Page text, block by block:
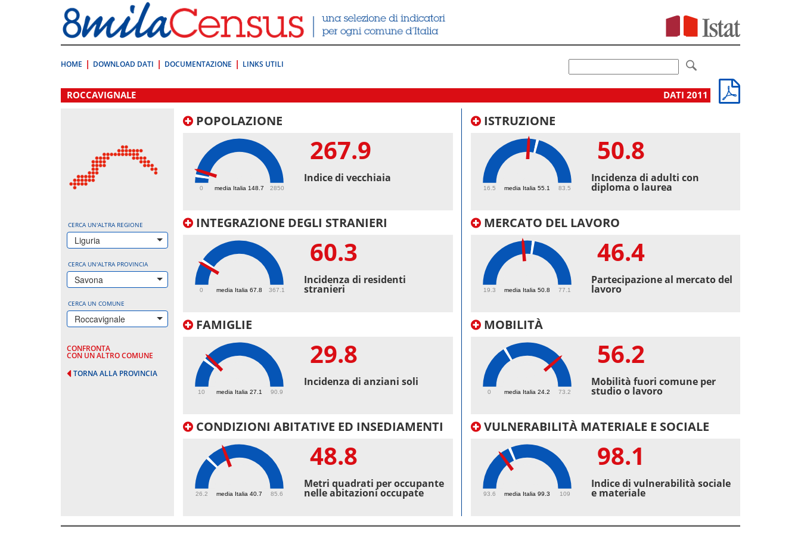
direttamente
a:
Contenuto
HOME DOWNLOAD DATI DOCUMENTAZIONE LINKS UTILI
.
ROCCAVIGNALE DATI 2011
CERCA UN'ALTRA REGIONE
Liguria
CERCA UN'ALTRA PROVINCIA
Savona
CERCA UN COMUNE
Roccavignale
CONFRONTA
CON UN ALTRO COMUNE
TORNA ALLA PROVINCIA
POPOLAZIONE
media Italia 148.7
0 2850
267.9
Indice di vecchiaia
INTEGRAZIONE DEGLI STRANIERI
media Italia 67.8
0 367.1
60.3
Incidenza di residenti
stranieri
FAMIGLIE
media Italia 27.1
10 90.9
29.8
Incidenza di anziani soli
CONDIZIONI ABITATIVE ED INSEDIAMENTI
media Italia 40.7
26.2 85.6
48.8
Metri quadrati per occupante
nelle abitazioni occupate
ISTRUZIONE
media Italia 55.1
16.5 83.5
50.8
Incidenza di adulti con
diploma o laurea
MERCATO DEL LAVORO
media Italia 50.8
19.3 77.1
46.4
Partecipazione al mercato del
lavoro
MOBILITÀ
media Italia 24.2
0 73.2
56.2
Mobilità fuori comune per
studio o lavoro
VULNERABILITÀ MATERIALE E SOCIALE
media Italia 99.3
93.6 109
98.1
Indice di vulnerabilità sociale
e materiale